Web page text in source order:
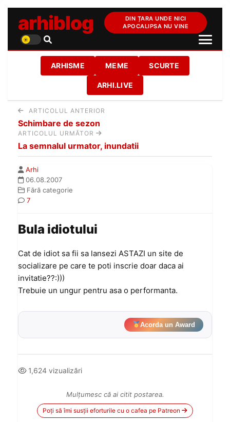
arhiblog
DIN ȚARA UNDE NICI
APOCALIPSA NU VINE
ARHISME MEME SCURTE
ARHI.LIVE
ARTICOLUL ANTERIOR
Schimbare de sezon
ARTICOLUL URMĂTOR
La semnalul urmator, inundatii
Arhi
06.08.2007
Fără categorie
7
Bula idiotului
Cat de idiot sa fii sa lansezi ASTAZI un site de
socializare pe care te poti inscrie doar daca ai
invitatie??:)))
Trebuie un ungur pentru asa o performanta.
Acorda un Award
1,624 vizualizări
Mulțumesc că ai citit postarea.
Poți să îmi susții eforturile cu o cafea pe Patreon